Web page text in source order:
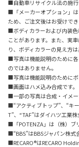
■自動車リサイクル法の施行
■「メーカーオプション」
ため、ご注文後はお受けで
■ボディカラーおよび内装
ことがあります。また、実
り、ボディカラーの見え方は
■写真は機能説明のために
のではありません。
■写真は機能説明のためにボ
■画面はハメ込み合成です。
■一部の写真は合成・イメー
■“アクティブトップ”、“キ
T”、“TAF”はダイハツ工業株
■「POTENZA」は（株）ブ
■“BBS”はBBSジャパン株式
■RECARO®はRECARO